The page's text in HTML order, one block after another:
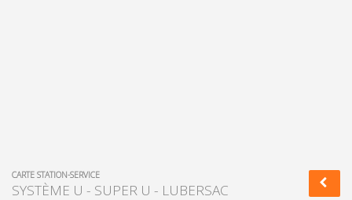
CARTE STATION-SERVICE
SYSTÈME U - SUPER U - LUBERSAC